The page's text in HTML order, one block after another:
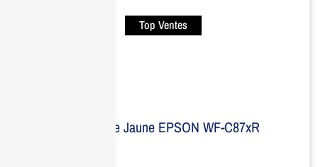
Top Ventes
Cartouche Jaune EPSON WF-C87xR